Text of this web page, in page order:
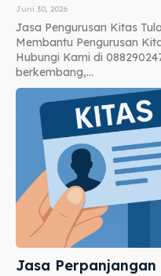
Juni 30, 2026
Jasa Pengurusan Kitas
Membantu Pengurusan
Hubungi Kami di
berkembang,...
Jasa